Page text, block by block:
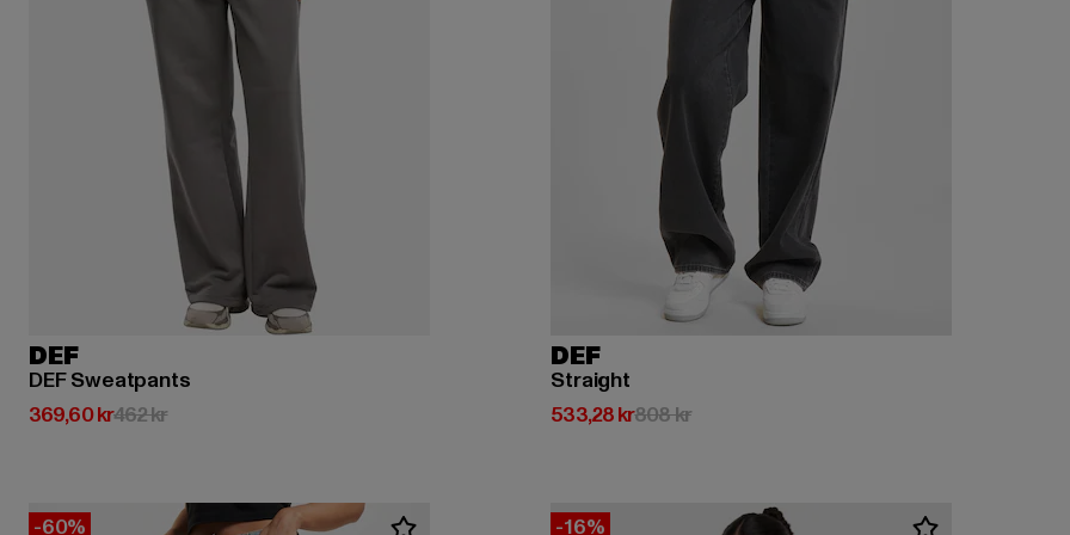
DEF
DEF Sweatpants
369,60 kr
Nuvarande pris: 369,60 kr
462 krKampanjpris: 462 kr
DEF
Straight
533,28 kr
Nuvarande pris: 533,28 kr
808 krKampanjpris: 808 kr
-60% -16%